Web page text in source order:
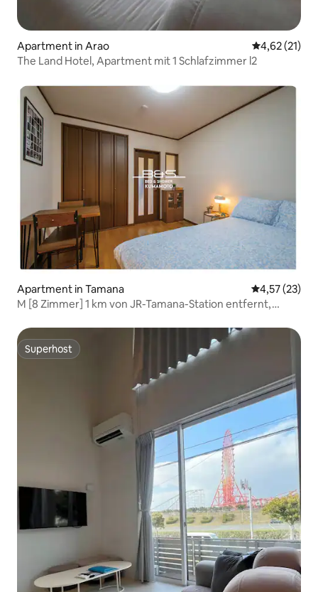
Apartment in Arao
4,62 (21)
The Land Hotel, Apartment mit 1 Schlafzimmer l2
Apartment in Tamana
4,57 (23)
M [8 Zimmer] 1 km von JR-Tamana-Station entfernt,
Doppelbett, Klapp...
Superhost
Superhost